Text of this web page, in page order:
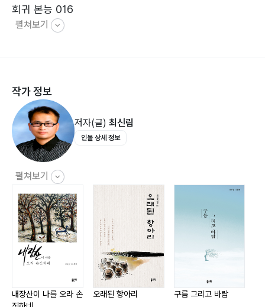
회귀 본능 016
새로운 길 017
내적 갈등 외적 표현 023
마음의 눈을 떠라 024
눈물 꽃 025
바람의 길 10 026
상상의 노를 저어라 027
성황산 둘레길 028
하룻길 030
금강 하구 031
2부
동진강
잃고 얻음 034
펼쳐보기
작가 정보
저자(글) 최신림
인물 상세 정보
펼쳐보기
내장산이 나를 오라 손
오래된 항아리 구름 그리고 바람